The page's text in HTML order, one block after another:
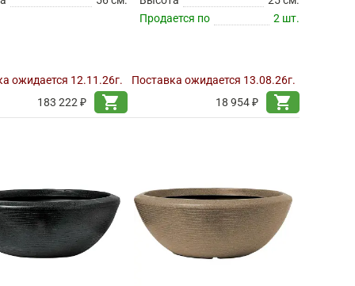
ожидается 12.11.26г.
183 222 ₽
shopping_cart
Продается по
2 шт.
Поставка ожидается 13.08.26г.
18 954 ₽
shopping_cart